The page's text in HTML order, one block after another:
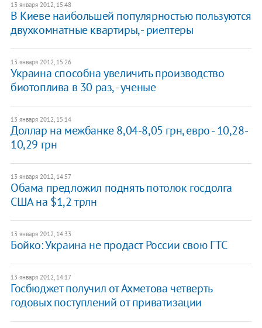
13 января 2012, 15:48
В Киеве наибольшей популярностью пользуются
двухкомнатные квартиры, - риелтеры
13 января 2012, 15:26
Украина способна увеличить производство
биотоплива в 30 раз, - ученые
13 января 2012, 15:14
Доллар на межбанке 8,04-8,05 грн, евро - 10,28-
10,29 грн
13 января 2012, 14:57
Обама предложил поднять потолок госдолга
США на $1,2 трлн
13 января 2012, 14:33
Бойко: Украина не продаст России свою ГТС
13 января 2012, 14:17
Госбюджет получил от Ахметова четверть
годовых поступлений от приватизации